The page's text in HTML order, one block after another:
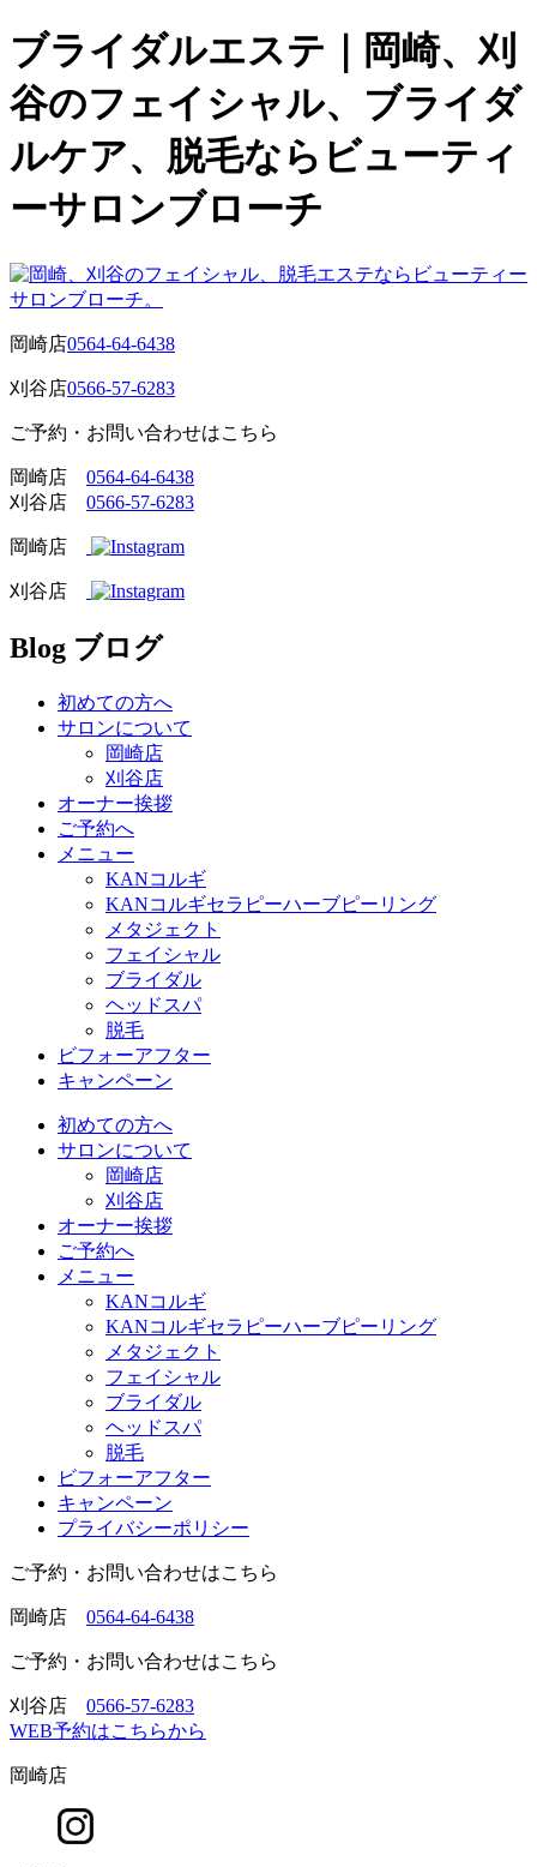
ブライダルエステ｜岡崎、刈
谷のフェイシャル、ブライダ
ルケア、脱毛ならビューティ
ーサロンブローチ
岡崎店0564-64-6438
刈谷店0566-57-6283
ご予約・お問い合わせはこちら
岡崎店 0564-64-6438
刈谷店 0566-57-6283
岡崎店
刈谷店
Blog ブログ
初めての方へ
サロンについて
岡崎店
刈谷店
オーナー挨拶
ご予約へ
メニュー
KANコルギ
KANコルギセラピーハーブピーリング
メタジェクト
フェイシャル
ブライダル
ヘッドスパ
脱毛
ビフォーアフター
キャンペーン
初めての方へ
サロンについて
岡崎店
刈谷店
オーナー挨拶
ご予約へ
メニュー
KANコルギ
KANコルギセラピーハーブピーリング
メタジェクト
フェイシャル
ブライダル
ヘッドスパ
脱毛
ビフォーアフター
キャンペーン
プライバシーポリシー
ご予約・お問い合わせはこちら
岡崎店 0564-64-6438
ご予約・お問い合わせはこちら
刈谷店
0566-57-6283
WEB予約はこちらから
岡崎店